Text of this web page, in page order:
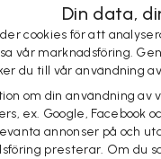
Din data,
cookies för att
vår marknadsföring.
du till vår användning
om din användning av
ex. Google, Facebook
annonser på och
presterar. Om du